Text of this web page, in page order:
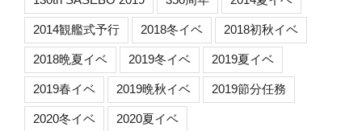
2014観艦式予行 2018冬イベ 2018初秋イベ
2018晩夏イベ 2019冬イベ 2019夏イベ
2019春イベ 2019晩秋イベ 2019節分任務
2020冬イベ 2020夏イベ